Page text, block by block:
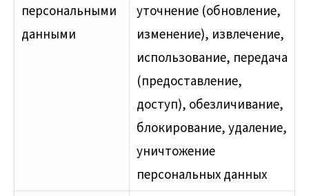
персональными
данными
уточнение (обновление,
изменение), извлечение,
использование, передача
(предоставление,
доступ), обезличивание,
блокирование, удаление,
уничтожение
персональных данных